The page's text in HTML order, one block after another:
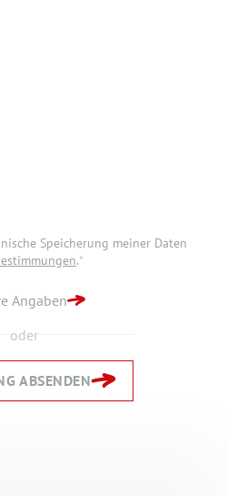
Speicherung meiner Daten
.*
Angaben
oder
ABSENDEN
Speicherung meiner Daten
STARTSEITE